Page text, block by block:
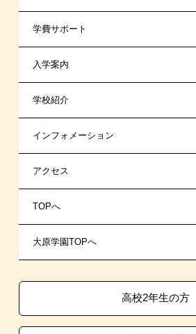
学費サポート
高等教育の修学支援新制度
日本学生支援機構の奨学金
日本政策金融公庫（国の教育ローン）
提携教育ローン
新聞奨学生
保育士修学資金貸付制度
試験による特待生制度
入学案内
一般入学
AO入学制度
指定校推薦入学
特別推薦入学
推薦入学
生徒会活動推薦入学
自己推薦入学
学校紹介
在校生からあなたへ
夢を叶えた先輩たち
施設・研修所
学生寮・マンションのご案内
大原学園グループ案内
インフォメーション
お知らせ・新着情報
在校生へのお知らせ
各種証明書の発行ご希望の方
採用ご担当の方
アクセス
TOPへ
大原学園TOPへ
高校2年生の方